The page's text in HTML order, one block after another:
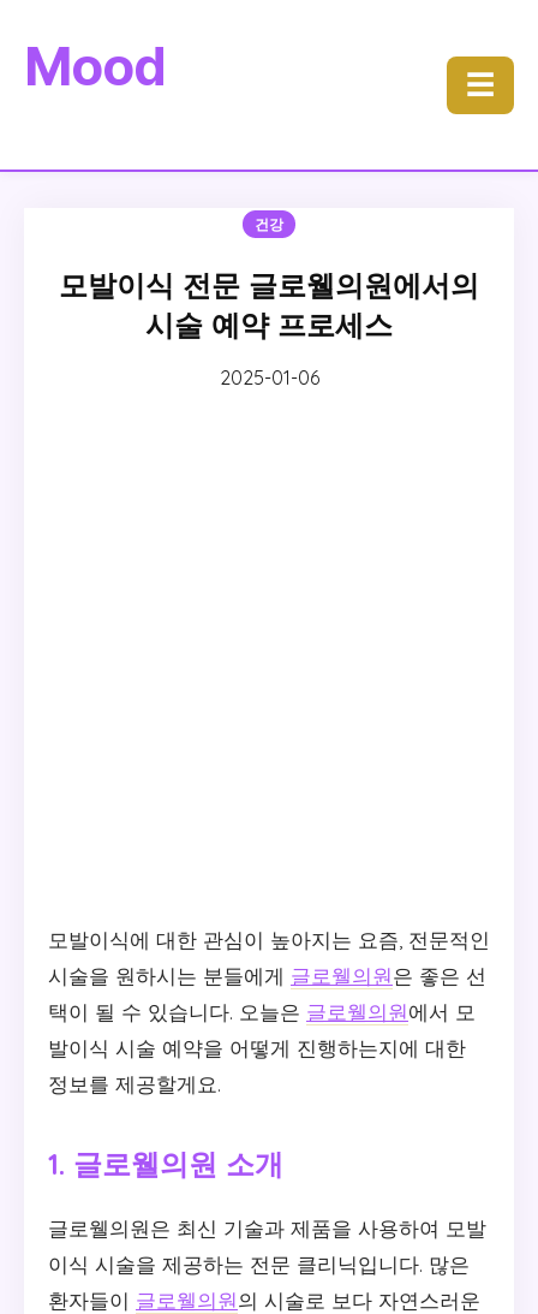
Mood ☰
건강
모발이식 전문 글로웰의원에서의
시술 예약 프로세스
2025-01-06
모발이식에 대한 관심이 높아지는 요즘, 전문적인
시술을 원하시는 분들에게 글로웰의원은 좋은 선
택이 될 수 있습니다. 오늘은 글로웰의원에서 모
발이식 시술 예약을 어떻게 진행하는지에 대한
정보를 제공할게요.
1. 글로웰의원 소개
글로웰의원은 최신 기술과 제품을 사용하여 모발
이식 시술을 제공하는 전문 클리닉입니다. 많은
환자들이 글로웰의원의 시술로 보다 자연스러운